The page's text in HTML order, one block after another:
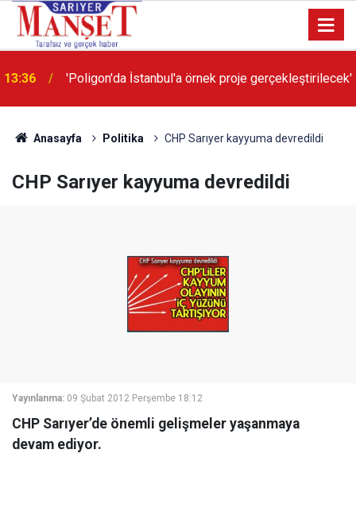
13:36 'Poligon'da İstanbul'a örnek proje gerçekleştirilecek'
Anasayfa Politika CHP Sarıyer kayyuma devredildi
CHP Sarıyer kayyuma devredildi
Yayınlanma: 09 Şubat 2012 Perşembe 18:12
CHP Sarıyer’de önemli gelişmeler yaşanmaya
devam ediyor.